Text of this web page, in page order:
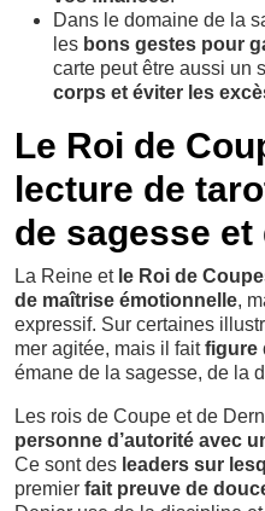
Dans le domaine de la
les bons gestes pour
carte peut être aussi un
corps et éviter les
Le Roi de
lecture de
de sagesse
La Reine et le Roi de
de maîtrise émotionnelle,
expressif. Sur certaines
mer agitée, mais il faitfigure
émane de la sagesse, de la
Les rois de Coupe et de
personne d’autorité avec
Ce sont des leaders sur
premier fait preuve de